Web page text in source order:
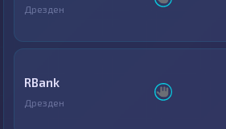
Дрезден
RBank
Дрезден